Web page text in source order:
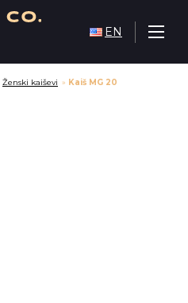
EN
Ženski kaiševi » Kaiš MG 20